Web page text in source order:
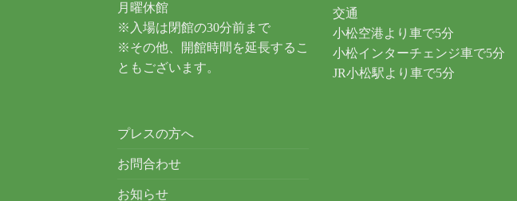
月曜休館
※入場は閉館の30分前まで
※その他、開館時間を延長するこ
ともございます。
交通
小松空港より車で5分
小松インターチェンジ車で5分
JR小松駅より車で5分
プレスの方へ
お問合わせ
お知らせ